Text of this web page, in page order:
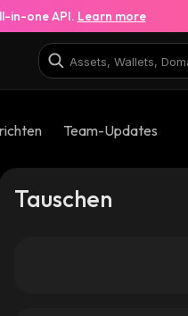
in-one API. Learn more
Team-Updates
Tauschen